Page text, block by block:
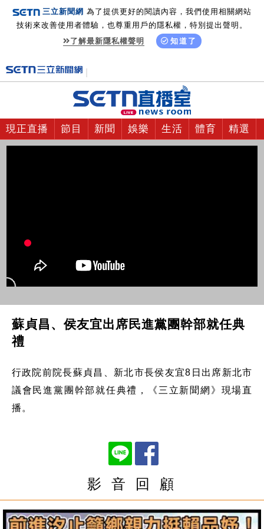
三立新聞網 為了提供更好的閱讀內容，我們使用相關網站
技術來改善使用者體驗，也尊重用戶的隱私權，特別提出聲明。
了解最新隱私權聲明
知道了
現正直播 節目 新聞 娛樂 生活 體育 精選
蘇貞昌、侯友宜出席民進黨團幹部就任典
禮
行政院前院長蘇貞昌、新北市長侯友宜8日出席新北市
議會民進黨團幹部就任典禮，《三立新聞網》現場直
播。
影 音 回 顧